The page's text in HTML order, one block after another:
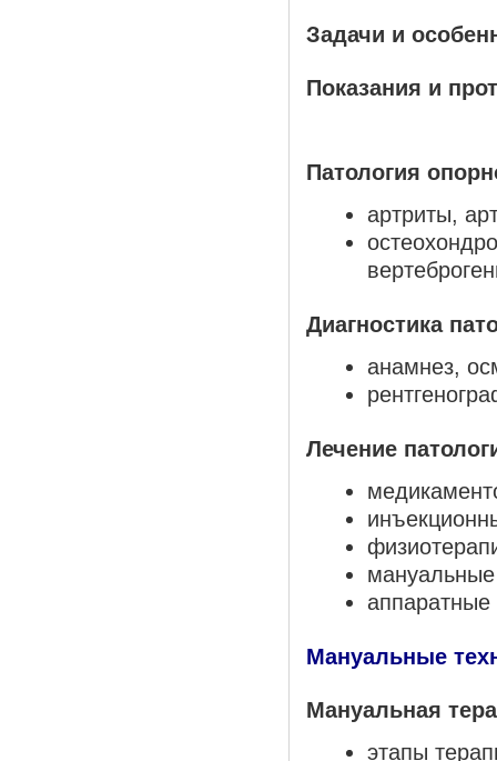
Задачи и
Показания и
Патология
артриты,
Диагностика
анамнез,
Лечение
мануальные
Мануальные
Мануальная
этапы